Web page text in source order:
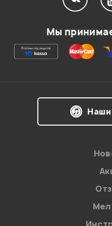
Здравствуйте!
Администратор
Мой отзыв о
Впечатления о товаре:
Мы
Наши